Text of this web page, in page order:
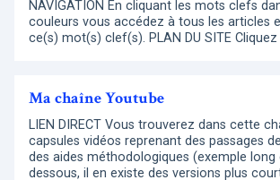
NAVIGATION En cliquant les mots clefs
couleurs vous accédez à tous les articles
ce(s) mot(s) clef(s). PLAN DU SITE Cliquez
Ma chaîne Youtube
LIEN DIRECT Vous trouverez dans cette
capsules vidéos reprenant des passages
des aides méthodologiques (exemple
dessous, il en existe des versions plus